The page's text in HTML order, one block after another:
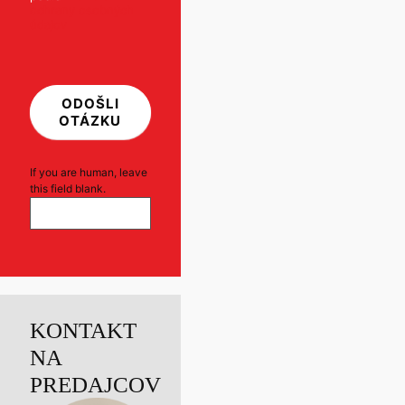
KONTAKT
NA
PREDAJCOV
ODOŠLI
OTÁZKU
If you are human, leave
this field blank.